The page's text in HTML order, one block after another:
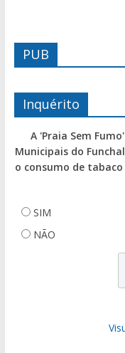
PUB
Inquérito
A 'Praia Sem
Municipais do
o consumo de
SIM
NÃO